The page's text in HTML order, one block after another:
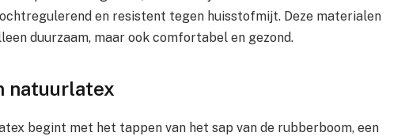
en resistent tegen huisstofmijt. Deze materialen
duurzaam, maar ook comfortabel en gezond.
natuurlatex
begint met het tappen van het sap van de rubberboom, een